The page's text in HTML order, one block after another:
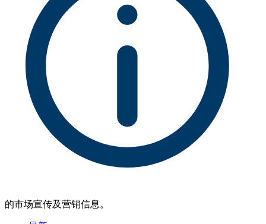
的市场宣传及营销信息。